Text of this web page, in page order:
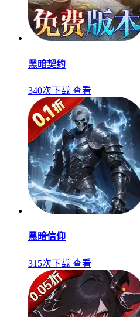
黑暗契约
340次下载 查看
黑暗信仰
315次下载 查看